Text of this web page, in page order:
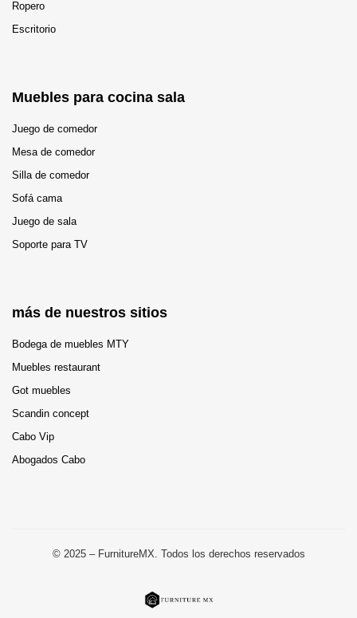
Ropero
Escritorio
Muebles para cocina sala
Juego de comedor
Mesa de comedor
Silla de comedor
Sofá cama
Juego de sala
Soporte para TV
más de nuestros sitios
Bodega de muebles MTY
Muebles restaurant
Got muebles
Scandin concept
Cabo Vip
Abogados Cabo
© 2025 – FurnitureMX. Todos los derechos reservados